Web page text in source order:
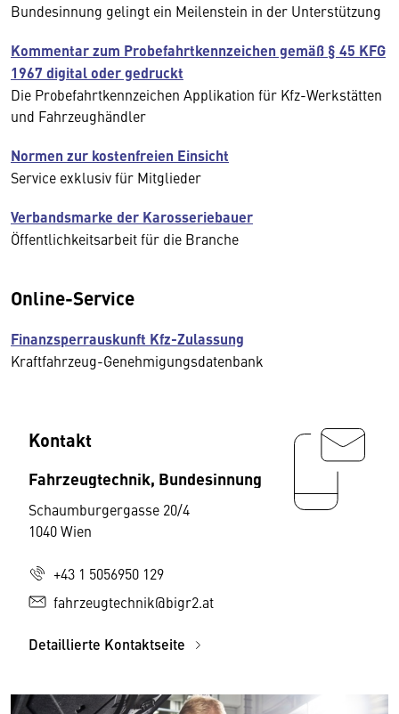
Bundesinnung gelingt ein Meilenstein in der Unterstützung
Kommentar zum Probefahrtkennzeichen gemäß § 45 KFG
1967 digital oder gedruckt
Die Probefahrtkennzeichen Applikation für Kfz-Werkstätten
und Fahrzeughändler
Normen zur kostenfreien Einsicht
Service exklusiv für Mitglieder
Verbandsmarke der Karosseriebauer
Öffentlichkeitsarbeit für die Branche
Online-Service
Finanzsperrauskunft Kfz-Zulassung
Kraftfahrzeug-Genehmigungsdatenbank
Kontakt
Fahrzeugtechnik, Bundesinnung
Schaumburgergasse 20/4
1040 Wien
+43 1 5056950 129
fahrzeugtechnik@bigr2.at
Detaillierte Kontaktseite